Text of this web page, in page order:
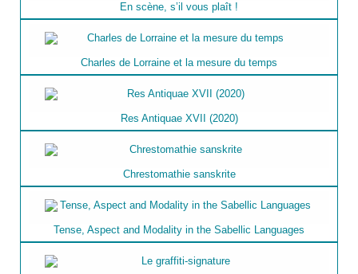
En scène, s’il vous plaît !
Charles de Lorraine et la mesure du temps
Res Antiquae XVII (2020)
Chrestomathie sanskrite
Tense, Aspect and Modality in the Sabellic Languages